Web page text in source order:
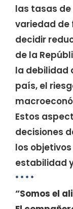
las tasas de
variedad de
decidir
de la
la debilidad
país, el
Estos
decisiones
los
estabilidad
* * * *
“Somos el